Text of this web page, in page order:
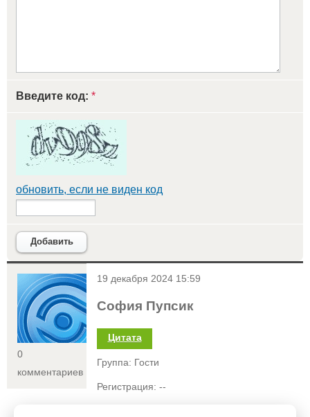
Введите код: *
обновить, если не виден код
Добавить
<
0
комментариев
19 декабря 2024 15:59
София Пупсик
Цитата
Группа: Гости
Регистрация: --